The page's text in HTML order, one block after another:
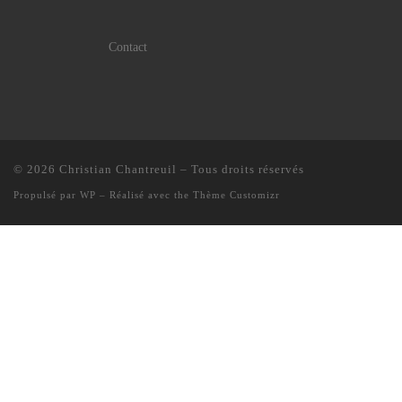
Contact
© 2026 Christian Chantreuil – Tous droits réservés
Propulsé par WP – Réalisé avec the Thème Customizr